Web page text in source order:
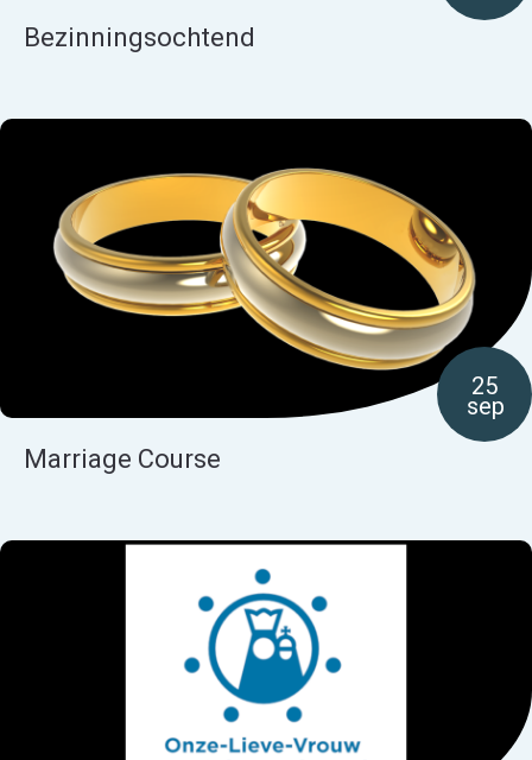
Bezinningsochtend
25
sep
Marriage Course